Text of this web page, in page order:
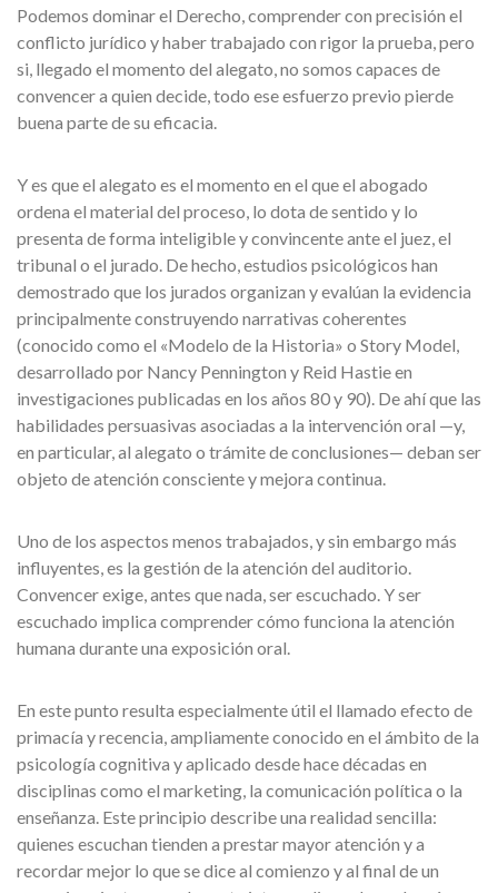
Podemos dominar el Derecho, comprender con precisión el
conflicto jurídico y haber trabajado con rigor la prueba, pero
si, llegado el momento del alegato, no somos capaces de
convencer a quien decide, todo ese esfuerzo previo pierde
buena parte de su eficacia.
Y es que el alegato es el momento en el que el abogado
ordena el material del proceso, lo dota de sentido y lo
presenta de forma inteligible y convincente ante el juez, el
tribunal o el jurado. De hecho, estudios psicológicos han
demostrado que los jurados organizan y evalúan la evidencia
principalmente construyendo narrativas coherentes
(conocido como el «Modelo de la Historia» o Story Model,
desarrollado por Nancy Pennington y Reid Hastie en
investigaciones publicadas en los años 80 y 90). De ahí que las
habilidades persuasivas asociadas a la intervención oral —y,
en particular, al alegato o trámite de conclusiones— deban ser
objeto de atención consciente y mejora continua.
Uno de los aspectos menos trabajados, y sin embargo más
influyentes, es la gestión de la atención del auditorio.
Convencer exige, antes que nada, ser escuchado. Y ser
escuchado implica comprender cómo funciona la atención
humana durante una exposición oral.
En este punto resulta especialmente útil el llamado efecto de
primacía y recencia, ampliamente conocido en el ámbito de la
psicología cognitiva y aplicado desde hace décadas en
disciplinas como el marketing, la comunicación política o la
enseñanza. Este principio describe una realidad sencilla:
quienes escuchan tienden a prestar mayor atención y a
recordar mejor lo que se dice al comienzo y al final de un